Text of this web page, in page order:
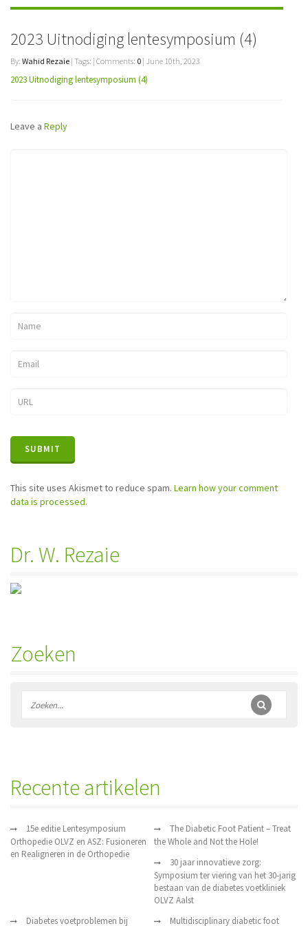
2023 Uitnodiging lentesymposium (4)
By: Wahid Rezaie | Tags: | Comments: 0 | June 10th, 2023
2023 Uitnodiging lentesymposium (4)
Leave a Reply
This site uses Akismet to reduce spam. Learn how your comment
data is processed.
Dr. W. Rezaie
Zoeken
Recente artikelen
15e editie Lentesymposium
Orthopedie OLVZ en ASZ: Fusioneren
en Realigneren in de Orthopedie
The Diabetic Foot Patient – Treat
the Whole and Not the Hole!
30 jaar innovatieve zorg:
Symposium ter viering van het 30-jarig
bestaan van de diabetes voetkliniek
OLVZ Aalst
Diabetes voetproblemen bij
Multidisciplinary diabetic foot